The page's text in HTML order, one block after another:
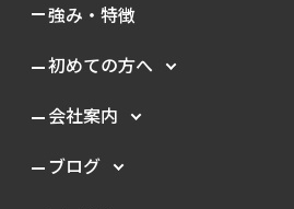
強み・特徴
初めての方へ
会社案内
ブログ